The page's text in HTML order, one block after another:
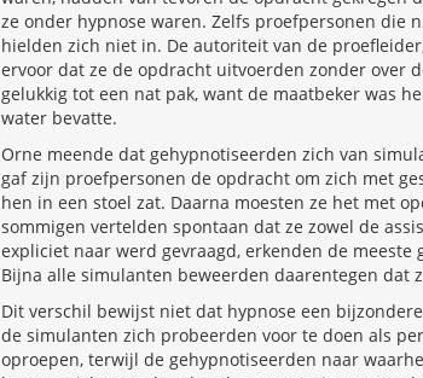
ze onder hypnose waren. Zelfs proefpersonen die
hielden zich niet in. De autoriteit van de
ervoor dat ze de opdracht uitvoerden zonder over
gelukkig tot een nat pak, want de maatbeker was
water bevatte.
Orne meende dat gehypnotiseerden zich van
gaf zijn proefpersonen de opdracht om zich met
hen in een stoel zat. Daarna moesten ze het met
sommigen vertelden spontaan dat ze zowel de
expliciet naar werd gevraagd, erkenden de
Bijna alle simulanten beweerden daarentegen dat
Dit verschil bewijst niet dat hypnose een
de simulanten zich probeerden voor te doen als
oproepen, terwijl de gehypnotiseerden naar